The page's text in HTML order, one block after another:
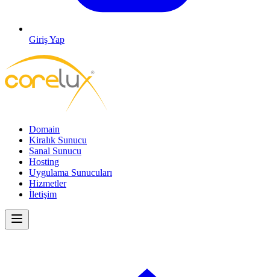
Giriş Yap
Domain
Kiralık Sunucu
Sanal Sunucu
Hosting
Uygulama Sunucuları
Hizmetler
İletişim